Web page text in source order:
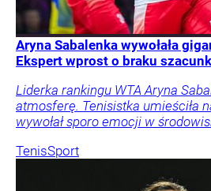
Aryna Sabalenka wywołała
Ekspert wprost o braku
Liderka rankingu WTA Aryna
atmosferę. Tenisistka umieściła
wywołał sporo emocji w
TenisSport